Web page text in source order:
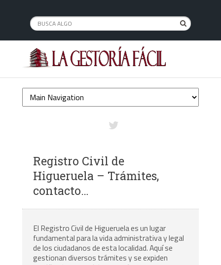
Registro Civil de
Higueruela – Trámites,
contacto…
El Registro Civil de Higueruela es un lugar
fundamental para la vida administrativa y legal
de los ciudadanos de esta localidad. Aquí se
gestionan diversos trámites y se expiden